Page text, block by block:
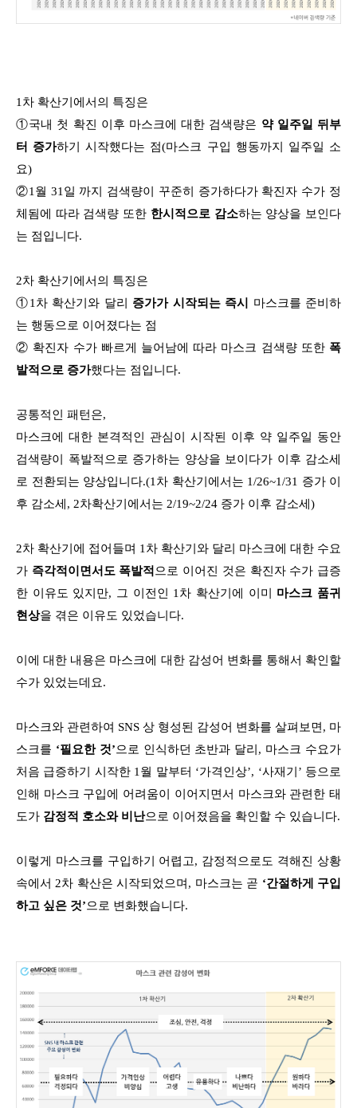
1차 확산기에서의 특징은
①국내 첫 확진 이후 마스크에 대한 검색량은 약 일주일 뒤부
터 증가하기 시작했다는 점(마스크 구입 행동까지 일주일 소
요)
②1월 31일 까지 검색량이 꾸준히 증가하다가 확진자 수가 정
체됨에 따라 검색량 또한 한시적으로 감소하는 양상을 보인다
는 점입니다.
2차 확산기에서의 특징은
①1차 확산기와 달리
증가가 시작되는 즉시
마스크를 준비하
는 행동으로 이어졌다는 점
② 확진자 수가 빠르게 늘어남에 따라 마스크 검색량 또한 폭
발적으로 증가했다는 점입니다.
공통적인 패턴은,
마스크에 대한 본격적인 관심이 시작된 이후 약 일주일 동안
검색량이 폭발적으로 증가하는 양상을 보이다가 이후 감소세
로 전환되는 양상입니다.(1차 확산기에서는 1/26~1/31 증가 이
후 감소세, 2차확산기에서는 2/19~2/24 증가 이후 감소세)
2차 확산기에 접어들며 1차 확산기와 달리 마스크에 대한 수요
가 즉각적이면서도 폭발적 으로 이어진 것은 확진자 수가 급증
한 이유도 있지만, 그 이전인 1차 확산기에 이미 마스크 품귀
현상을 겪은 이유도 있었습니다.
이에 대한 내용은 마스크에 대한 감성어 변화를 통해서 확인할
수가 있었는데요.
마스크와 관련하여 SNS 상 형성된 감성어 변화를 살펴보면, 마
스크를 ‘필요한 것’으로 인식하던 초반과 달리, 마스크 수요가
처음 급증하기 시작한 1월 말부터 ‘가격인상’, ‘사재기’ 등으로
인해 마스크 구입에 어려움이 이어지면서 마스크와 관련한 태
도가 감정적 호소와 비난으로 이어졌음을 확인할 수 있습니다.
이렇게 마스크를 구입하기 어렵고, 감정적으로도 격해진 상황
속에서 2차 확산은 시작되었으며, 마스크는 곧 ‘간절하게 구입
하고 싶은 것’으로 변화했습니다.